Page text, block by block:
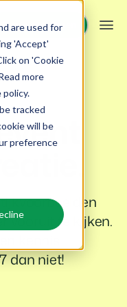
are used for
'Accept'
on 'Cookie
more
policy.
tracked
will be
preference
Demo aanvragen
Demo aanvragen
vooruit te kijken.
dan niet!